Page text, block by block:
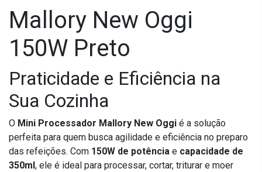
Mallory New Oggi
150W Preto
Praticidade e Eficiência na
Sua Cozinha
O Mini Processador Mallory New Oggi é a solução
perfeita para quem busca agilidade e eficiência no preparo
das refeições. Com 150W de potência e capacidade de
350ml , ele é ideal para processar, cortar, triturar e moer